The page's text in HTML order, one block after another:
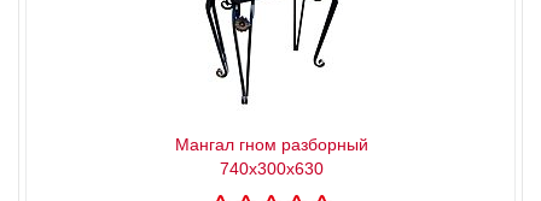
Мангал гном разборный
740х300х630